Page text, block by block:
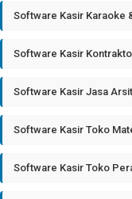
Software Kasir Karaoke
Software Kasir
Software Kasir Jasa
Software Kasir Toko
Software Kasir Toko